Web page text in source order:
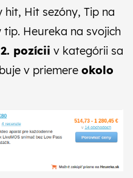
Hit sezóny, Tip na
tip. Heureka na svojich
pozícii v kategórii sa
v priemere okolo